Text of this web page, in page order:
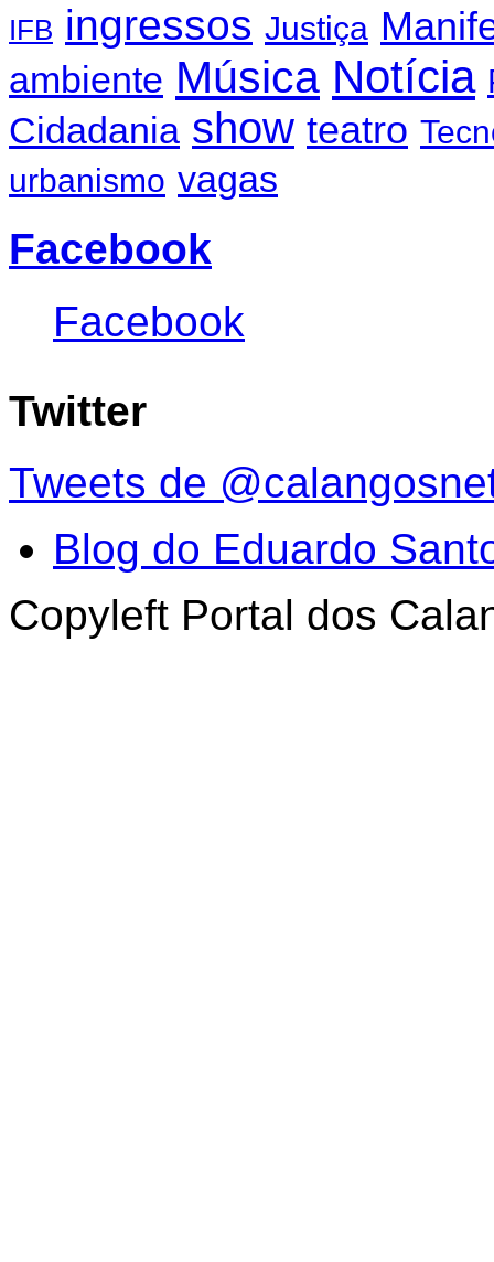
IFB ingressos Justiça
ambiente Música Notícia
Cidadania show teatro
urbanismo vagas
Facebook
Facebook
Twitter
Tweets de
Blog do Eduardo
Copyleft Portal dos